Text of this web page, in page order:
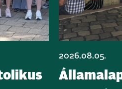
2026.08.05.